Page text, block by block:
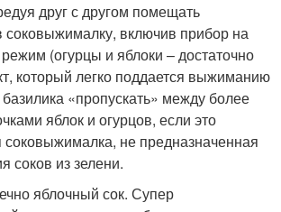
друг с другом помещать
соковыжималку, включив прибор на
(огурцы и яблоки – достаточно
который легко поддается выжиманию
«пропускать» между более
яблок и огурцов, если это
не предназначенная
соков из зелени.